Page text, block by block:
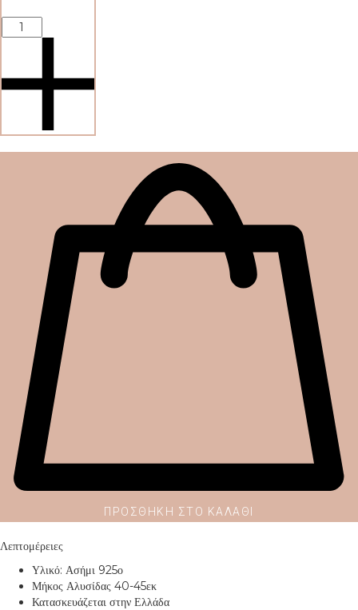
Λεπτομέρειες
Υλικό: Ασήμι 925ο
Μήκος Αλυσίδας 40-45εκ
Κατασκευάζεται στην Ελλάδα
ΠΡΟΣΘΉΚΗ ΣΤΟ ΚΑΛΆΘΙ